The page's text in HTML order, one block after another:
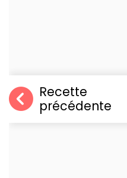
Recette
précédente